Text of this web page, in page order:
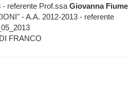
referente Prof.ssa Giovanna Fiume
- A.A. 2012-2013 - referente
FRANCO